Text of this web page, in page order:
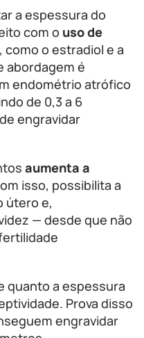
a espessura do
com o uso de
, como o estradiol e a
abordagem é
endométrio atrófico
de 0,3 a 6
engravidar
aumenta a
isso, possibilita a
útero e,
— desde que não
quanto a espessura
Prova disso
engravidar